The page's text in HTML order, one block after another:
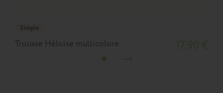
Simple
Trousse Héloïse multicolore